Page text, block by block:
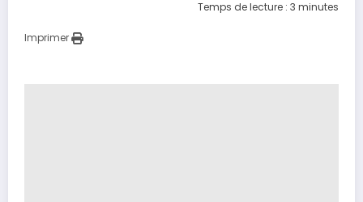
Temps de lecture : 3 minutes
Imprimer